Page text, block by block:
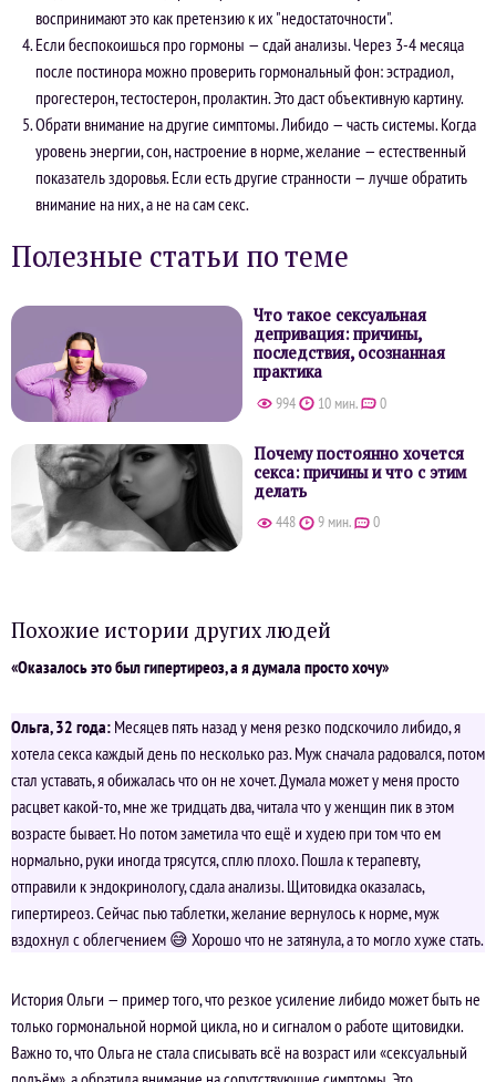
воспринимают это как претензию к их "недостаточности".
Если беспокоишься про гормоны — сдай анализы. Через 3-4 месяца
после постинора можно проверить гормональный фон: эстрадиол,
прогестерон, тестостерон, пролактин. Это даст объективную картину.
Обрати внимание на другие симптомы. Либидо — часть системы. Когда
уровень энергии, сон, настроение в норме, желание — естественный
показатель здоровья. Если есть другие странности — лучше обратить
внимание на них, а не на сам секс.
Полезные статьи по теме
Что такое сексуальная
депривация: причины,
последствия, осознанная
практика
994 10 мин. 0
Почему постоянно хочется
секса: причины и что с этим
делать
448 9 мин. 0
Похожие истории других людей
«Оказалось это был гипертиреоз, а я думала просто хочу»
Ольга, 32 года: Месяцев пять назад у меня резко подскочило либидо, я
хотела секса каждый день по несколько раз. Муж сначала радовался, потом
стал уставать, я обижалась что он не хочет. Думала может у меня просто
расцвет какой-то, мне же тридцать два, читала что у женщин пик в этом
возрасте бывает. Но потом заметила что ещё и худею при том что ем
нормально, руки иногда трясутся, сплю плохо. Пошла к терапевту,
отправили к эндокринологу, сдала анализы. Щитовидка оказалась,
гипертиреоз. Сейчас пью таблетки, желание вернулось к норме, муж
вздохнул с облегчением 😅 Хорошо что не затянула, а то могло хуже стать.
История Ольги — пример того, что резкое усиление либидо может быть не
только гормональной нормой цикла, но и сигналом о работе щитовидки.
Важно то, что Ольга не стала списывать всё на возраст или «сексуальный